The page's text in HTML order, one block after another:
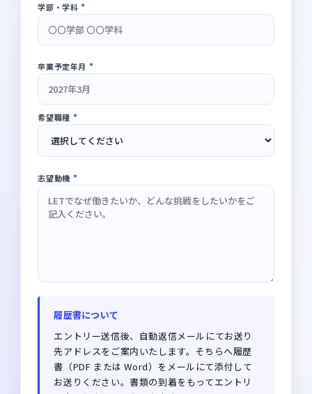
学部・学科 *
卒業予定年月 *
希望職種 *
志望動機 *
履歴書について
エントリー送信後、自動返信メールにてお送り
先アドレスをご案内いたします。そちらへ履歴
書（PDF または Word）をメールにて添付して
お送りください。書類の到着をもってエントリ